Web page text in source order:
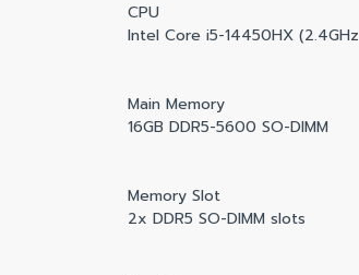
CPU
Intel Core i5-14450HX
Main Memory
16GB DDR5-5600 SO-DIMM
Memory Slot
2x DDR5 SO-DIMM slots